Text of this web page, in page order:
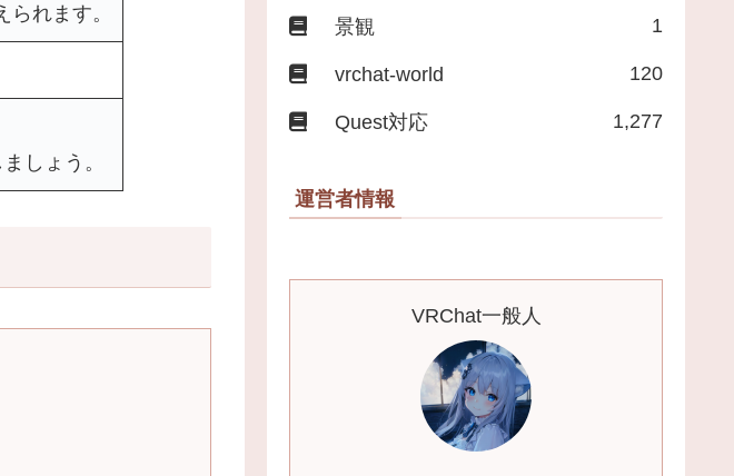
れます。
しょう。
景観 1
vrchat-world 120
Quest対応 1,277
運営者情報
VRChat一般人